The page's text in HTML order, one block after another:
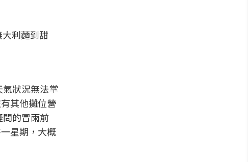
利麵到甜
狀況無法掌
其他攤位營
的冒雨前
星期，大概